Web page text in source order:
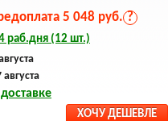
5 048 руб. ?
раб.дня (12 шт.)
августа
ХОЧУ ДЕШЕВЛЕ